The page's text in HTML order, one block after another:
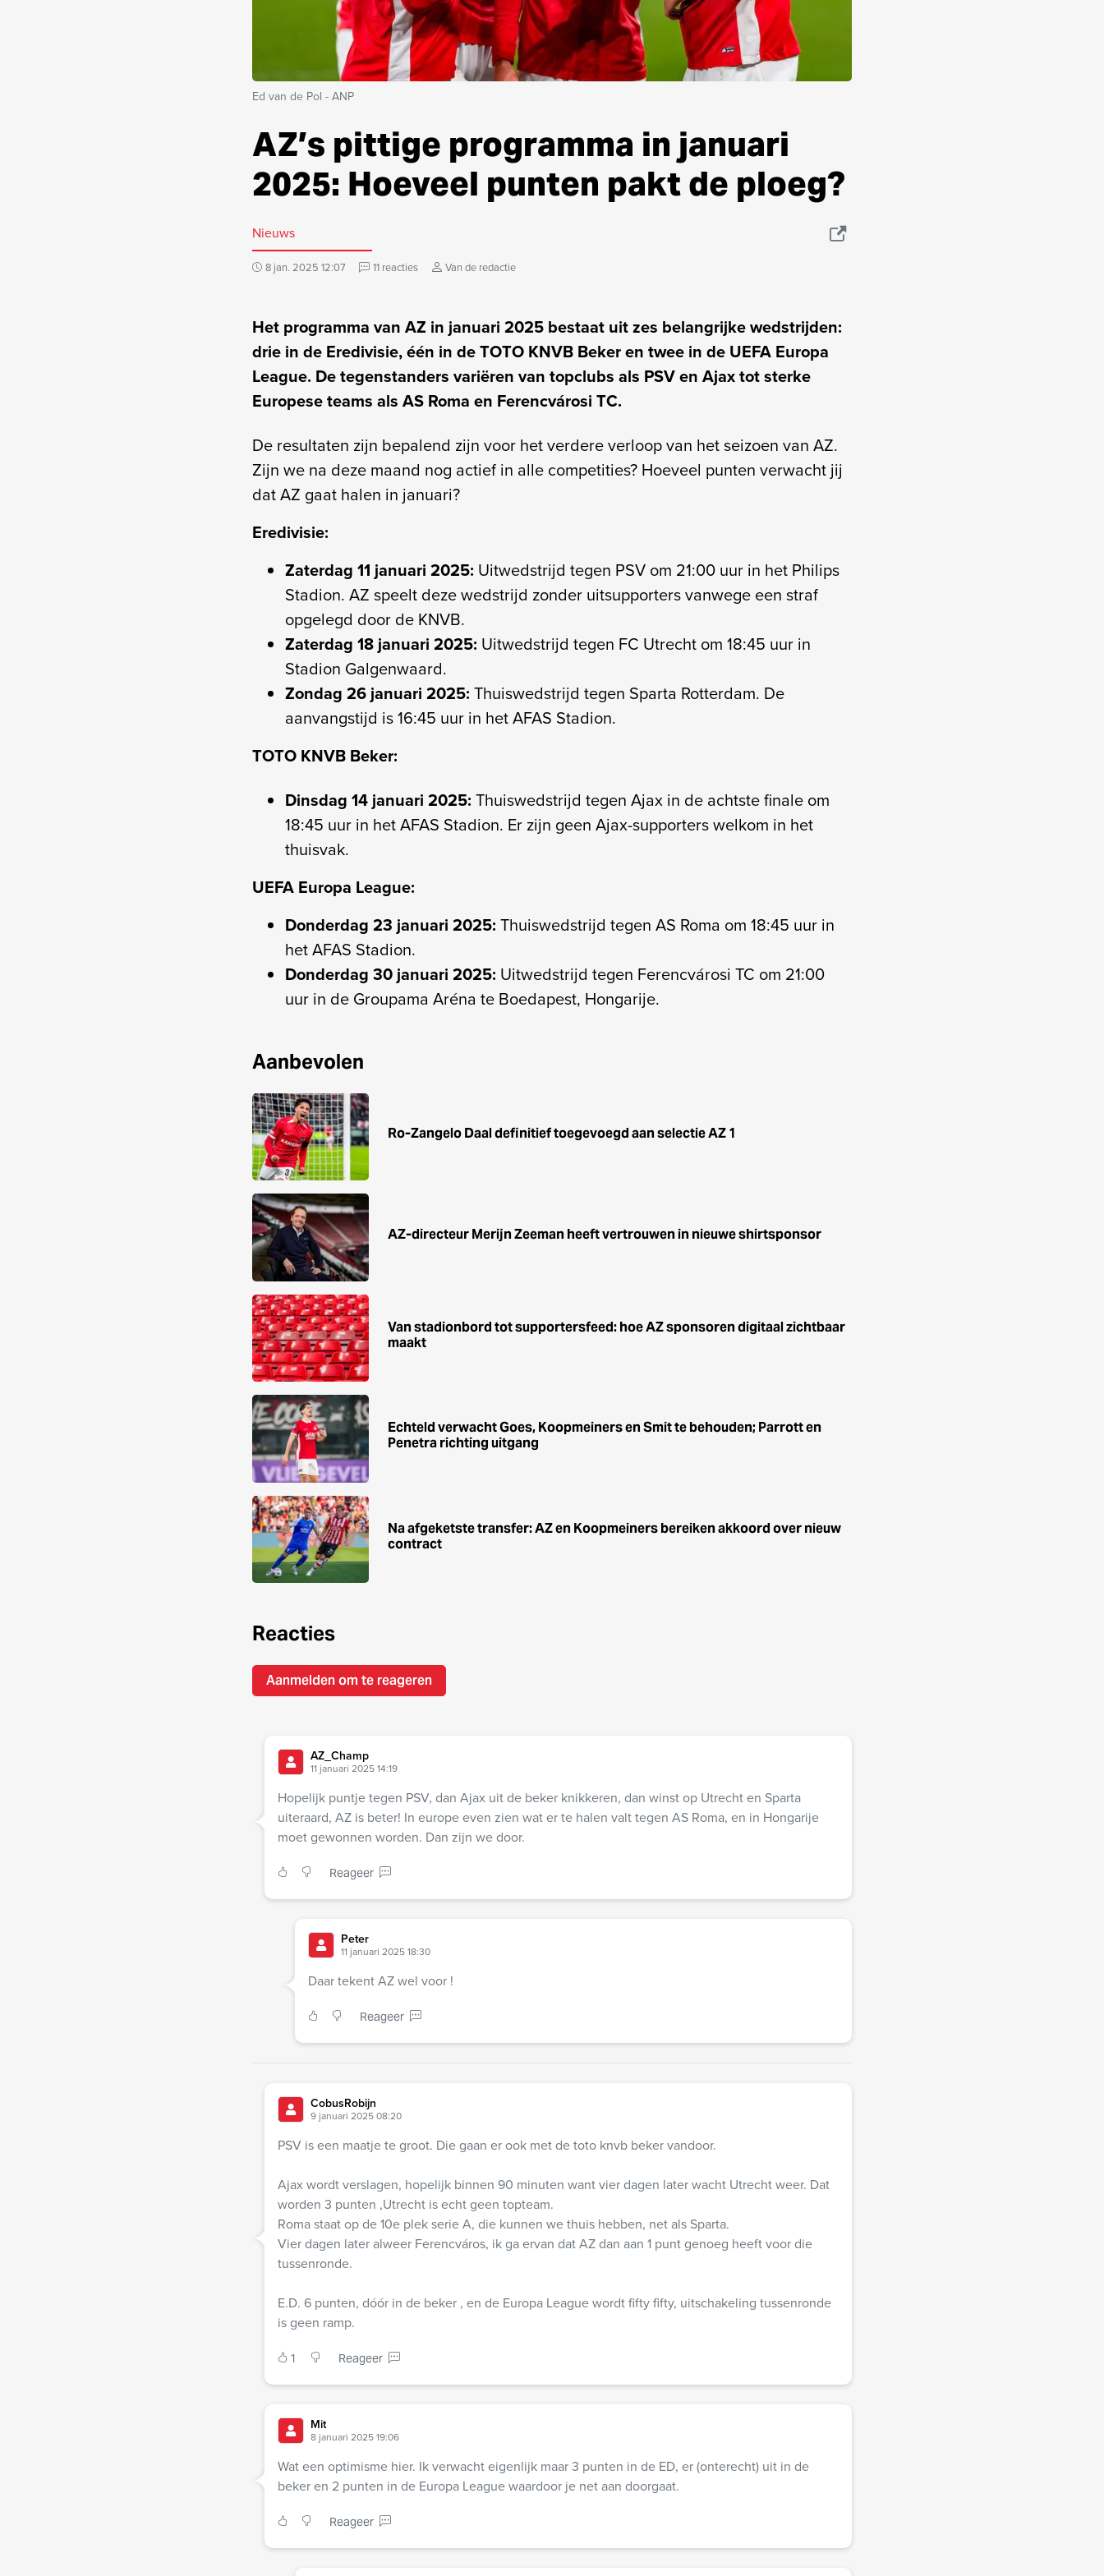
Ed van de Pol - ANP
AZ’s pittige programma in januari
2025: Hoeveel punten pakt de ploeg?
Nieuws
8 jan. 2025 12:07 11 reacties Van de redactie
Het programma van AZ in januari 2025 bestaat uit zes belangrijke wedstrijden:
drie in de Eredivisie, één in de TOTO KNVB Beker en twee in de UEFA Europa
League. De tegenstanders variëren van topclubs als PSV en Ajax tot sterke
Europese teams als AS Roma en Ferencvárosi TC.
De resultaten zijn bepalend zijn voor het verdere verloop van het seizoen van AZ.
Zijn we na deze maand nog actief in alle competities? Hoeveel punten verwacht jij
dat AZ gaat halen in januari?
Eredivisie:
Zaterdag 11 januari 2025: Uitwedstrijd tegen PSV om 21:00 uur in het Philips
Stadion. AZ speelt deze wedstrijd zonder uitsupporters vanwege een straf
opgelegd door de KNVB.
Zaterdag 18 januari 2025: Uitwedstrijd tegen FC Utrecht om 18:45 uur in
Stadion Galgenwaard.
Zondag 26 januari 2025: Thuiswedstrijd tegen Sparta Rotterdam. De
aanvangstijd is 16:45 uur in het AFAS Stadion.
TOTO KNVB Beker:
Dinsdag 14 januari 2025: Thuiswedstrijd tegen Ajax in de achtste finale om
18:45 uur in het AFAS Stadion. Er zijn geen Ajax-supporters welkom in het
thuisvak.
UEFA Europa League:
Donderdag 23 januari 2025: Thuiswedstrijd tegen AS Roma om 18:45 uur in
het AFAS Stadion.
Donderdag 30 januari 2025: Uitwedstrijd tegen Ferencvárosi TC om 21:00
uur in de Groupama Aréna te Boedapest, Hongarije.
Aanbevolen
Ro-Zangelo Daal definitief toegevoegd aan selectie AZ 1
AZ-directeur Merijn Zeeman heeft vertrouwen in nieuwe shirtsponsor
Van stadionbord tot supportersfeed: hoe AZ sponsoren digitaal zichtbaar
maakt
Echteld verwacht Goes, Koopmeiners en Smit te behouden; Parrott en
Penetra richting uitgang
Na afgeketste transfer: AZ en Koopmeiners bereiken akkoord over nieuw
contract
Reacties
Aanmelden om te reageren
AZ_Champ
11 januari 2025 14:19
Hopelijk puntje tegen PSV, dan Ajax uit de beker knikkeren, dan winst op Utrecht en Sparta
uiteraard, AZ is beter! In europe even zien wat er te halen valt tegen AS Roma, en in Hongarije
moet gewonnen worden. Dan zijn we door.
Reageer
Peter
11 januari 2025 18:30
Daar tekent AZ wel voor !
Reageer
CobusRobijn
9 januari 2025 08:20
PSV is een maatje te groot. Die gaan er ook met de toto knvb beker vandoor.
Ajax wordt verslagen, hopelijk binnen 90 minuten want vier dagen later wacht Utrecht weer. Dat
worden 3 punten ,Utrecht is echt geen topteam.
Roma staat op de 10e plek serie A, die kunnen we thuis hebben, net als Sparta.
Vier dagen later alweer Ferencváros, ik ga ervan dat AZ dan aan 1 punt genoeg heeft voor die
tussenronde.
E.D. 6 punten, dóór in de beker , en de Europa League wordt fifty fifty, uitschakeling tussenronde
is geen ramp.
1 Reageer
Mit
8 januari 2025 19:06
Wat een optimisme hier. Ik verwacht eigenlijk maar 3 punten in de ED, er (onterecht) uit in de
beker en 2 punten in de Europa League waardoor je net aan doorgaat.
Reageer